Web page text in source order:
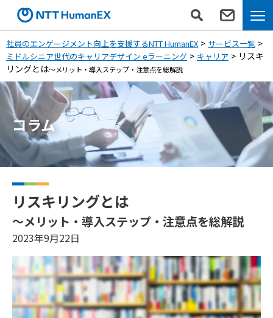
社員のエンゲージメント向上を支援するNTT HumanEX
サービス一覧
ミドルシニア世代のキャリアデザイン eラーニング
キャリア
リスキ
リングとは～メリット・導入ステップ・注意点を総解説
コラム
リスキリングとは
～メリット・導入ステップ・注意点を総解説
2023年9月22日